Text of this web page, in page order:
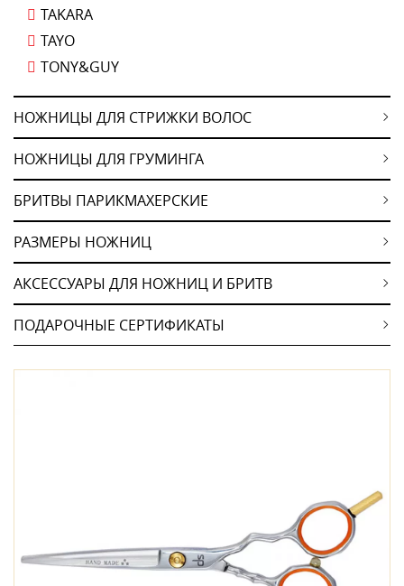
TAKARA
TAYO
TONY&GUY
НОЖНИЦЫ ДЛЯ СТРИЖКИ ВОЛОС
НОЖНИЦЫ ДЛЯ ГРУМИНГА
БРИТВЫ ПАРИКМАХЕРСКИЕ
РАЗМЕРЫ НОЖНИЦ
АКСЕССУАРЫ ДЛЯ НОЖНИЦ И БРИТВ
ПОДАРОЧНЫЕ СЕРТИФИКАТЫ